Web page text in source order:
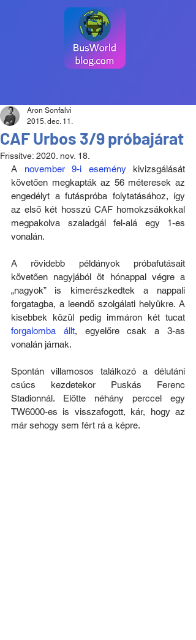
CAF Urbos 3/9 próbajárat
Aron Sonfalvi
2015. dec. 11.
Frissítve: 2020. nov. 18.
A november 9-i esemény kivizsgálását
követően megkapták az 56 méteresek az
engedélyt a futáspróba folytatásához, így
az első két hosszú CAF homokzsákokkal
megpakolva szaladgál fel-alá egy 1-es
vonalán.
A rövidebb példányok próbafutásait
követően nagyjából öt hónappal végre a
„nagyok” is kimerészkedtek a nappali
forgatagba, a leendő szolgálati helyükre. A
forgalomba állt, egyelőre csak a 3-as
vonalán járnak.
Spontán villamosos találkozó a délutáni
csúcs kezdetekor Puskás Ferenc
Stadionnál. Előtte néhány perccel egy
TW6000-es is visszafogott, kár, hogy az
már sehogy sem fért rá a képre.